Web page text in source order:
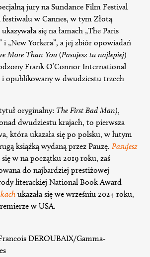
jury na Sundance Film Festival
w Cannes, w tym Złotą
się na łamach „The Paris
i „New Yorkera”, a jej zbiór opowiadań
More Than You (Pasujesz tu najlepiej)
Frank O’Connor International
opublikowany w dwudziestu trzech
oryginalny: The First Bad Man),
dwudziestu krajach, to pierwsza
która ukazała się po polsku, w lutym
książką wydaną przez Pauzę. Pasujesz
się w na początku 2019 roku, zaś
do najbardziej prestiżowej
literackiej National Book Award
ukazała się we wrześniu 2024 roku,
w USA.
DEROUBAIX/Gamma-